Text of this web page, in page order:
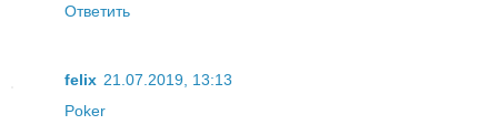
Ответить
felix 21.07.2019, 13:13
Poker